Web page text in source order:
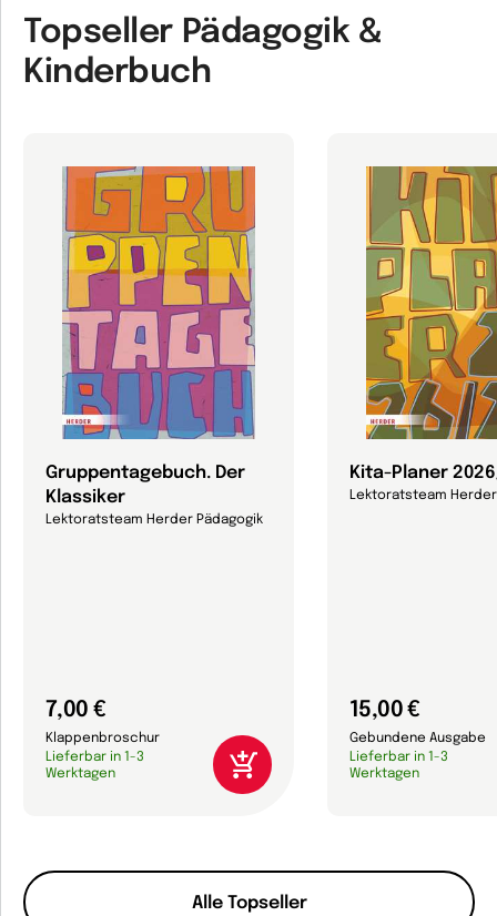
Topseller Pädagogik &
Kinderbuch
Alle Topseller
Gruppentagebuch. Der
Klassiker
Lektoratsteam Herder Pädagogik
7,00 €
Klappenbroschur
Lieferbar in 1-3
Werktagen
Kita-Planer
Lektoratsteam Herder
15,00 €
Gebundene Ausgabe
Lieferbar in 1-3
Werktagen